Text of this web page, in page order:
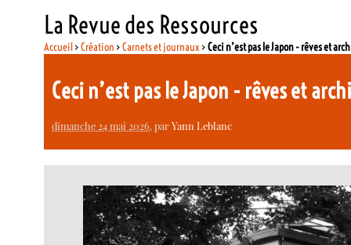
La Revue des Ressources
Accueil>Création >Carnets et journaux >Ceci n’est pas le Japon - rêves et
Ceci n’est pas le Japon - rêves et
dimanche 24 mai 2026, parYann Leblanc